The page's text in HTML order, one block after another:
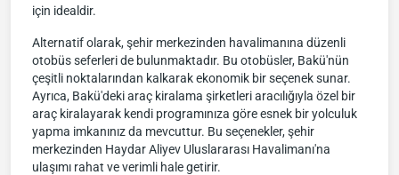
için idealdir.
Alternatif olarak, şehir merkezinden havalimanına düzenli
otobüs seferleri de bulunmaktadır. Bu otobüsler, Bakü'nün
çeşitli noktalarından kalkarak ekonomik bir seçenek sunar.
Ayrıca, Bakü'deki araç kiralama şirketleri aracılığıyla özel bir
araç kiralayarak kendi programınıza göre esnek bir yolculuk
yapma imkanınız da mevcuttur. Bu seçenekler, şehir
merkezinden Haydar Aliyev Uluslararası Havalimanı'na
ulaşımı rahat ve verimli hale getirir.